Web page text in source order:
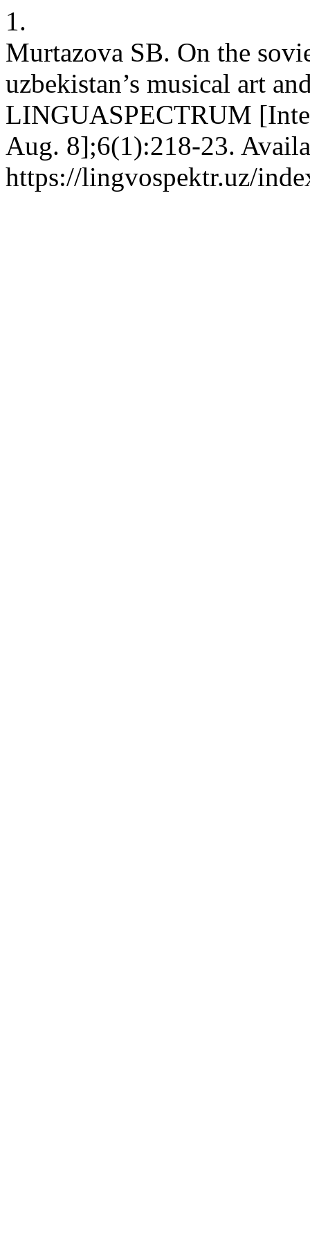
1.
Murtazova SB. On the
uzbekistan’s musical art
LINGUASPECTRUM
Aug. 8];6(1):218-23.
https://lingvospektr.uz/